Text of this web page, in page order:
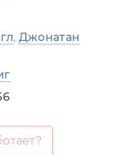
, Джонатан